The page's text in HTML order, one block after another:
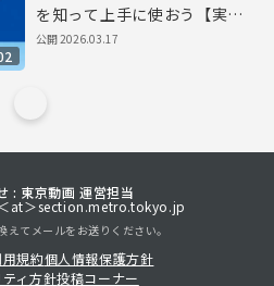
を知って上手に使おう【実験
実習講座より】
公開2026.03.17
: 東京動画 運営担当
at＞section.metro.tokyo.jp
てメールをお送りください。
規約個人情報保護方針
ィ方針投稿コーナー